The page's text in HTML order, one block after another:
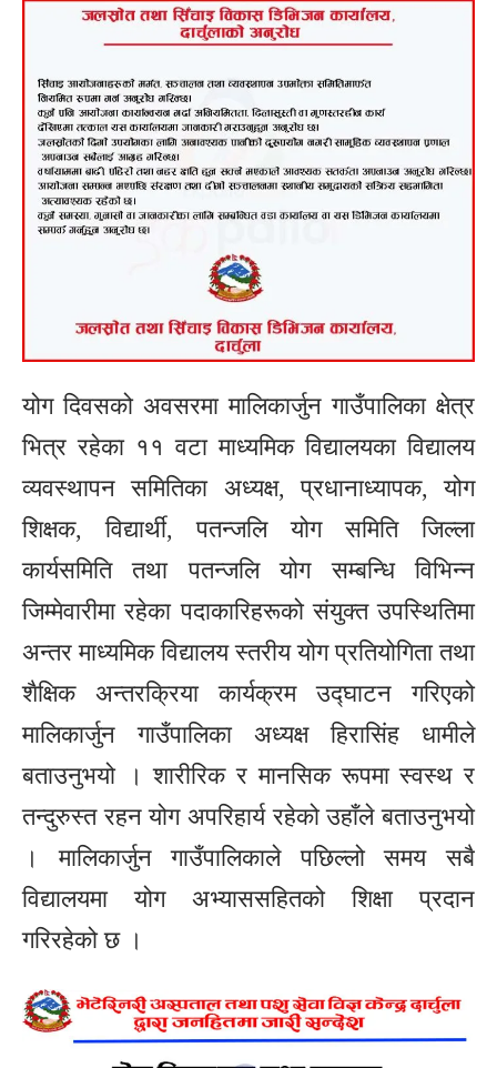
योग दिवसको अवसरमा मालिकार्जुन गाउँपालिका क्षेत्र
भित्र रहेका ११ वटा माध्यमिक विद्यालयका विद्यालय
व्यवस्थापन समितिका अध्यक्ष, प्रधानाध्यापक, योग
शिक्षक, विद्यार्थी, पतन्जलि योग समिति जिल्ला
कार्यसमिति तथा पतन्जलि योग सम्बन्धि विभिन्न
जिम्मेवारीमा रहेका पदाकारिहरूको संयुक्त उपस्थितिमा
अन्तर माध्यमिक विद्यालय स्तरीय योग प्रतियोगिता तथा
शैक्षिक अन्तरक्रिया कार्यक्रम उद्घाटन गरिएको
मालिकार्जुन गाउँपालिका अध्यक्ष हिरासिंह धामीले
बताउनुभयो । शारीरिक र मानसिक रूपमा स्वस्थ र
तन्दुरुस्त रहन योग अपरिहार्य रहेको उहाँले बताउनुभयो
। मालिकार्जुन गाउँपालिकाले पछिल्लो समय सबै
विद्यालयमा योग अभ्याससहितको शिक्षा प्रदान
गरिरहेको छ ।